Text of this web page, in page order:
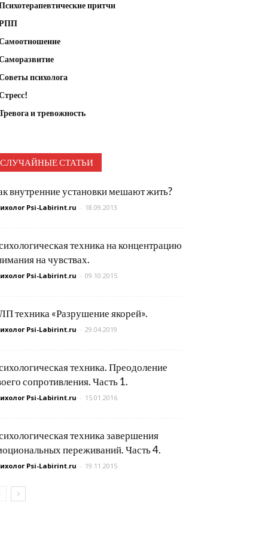
притчи
психолога
и тревожность
СЛУЧАЙНЫЕ СТАТЬИ
внутренние установки мешают жить?
Psi-Labirint.ru - 18.09.2013
техника на концентрацию
на чувствах.
Psi-Labirint.ru - 09.10.2015
техника «Разрушение якорей».
Psi-Labirint.ru - 29.04.2019
техника. Преодоление
сопротивления. Часть 1.
Psi-Labirint.ru - 15.01.2016
техника завершения
переживаний. Часть 4.
Psi-Labirint.ru - 19.11.2015